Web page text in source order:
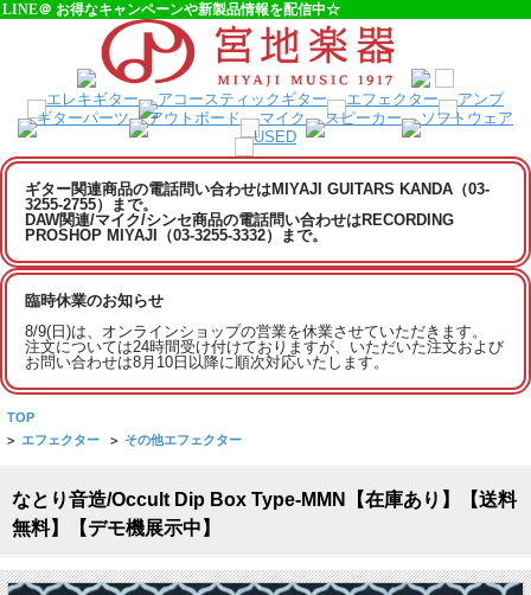
LINE＠ お得なキャンペーンや新製品情報を配信中☆
ギター関連商品の電話問い合わせはMIYAJI GUITARS KANDA（03-
3255-2755）まで。
DAW関連/マイク/シンセ商品の電話問い合わせはRECORDING
PROSHOP MIYAJI（03-3255-3332）まで。
臨時休業のお知らせ
8/9(日)は、オンラインショップの営業を休業させていただきます。
注文については24時間受け付けておりますが、いただいた注文および
お問い合わせは8月10日以降に順次対応いたします。
TOP
> エフェクター > その他エフェクター
なとり音造/Occult Dip Box Type-MMN【在庫あり】【送料
無料】【デモ機展示中】